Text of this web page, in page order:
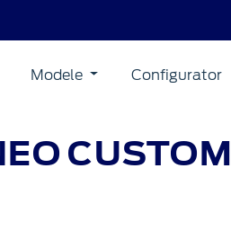
Modele Configurator
CUSTOM